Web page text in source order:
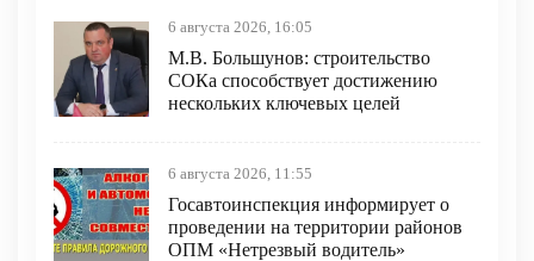
6 августа 2026, 16:05
М.В. Большунов: строительство
СОКа способствует достижению
нескольких ключевых целей
6 августа 2026, 11:55
Госавтоинспекция информирует о
проведении на территории районов
ОПМ «Нетрезвый водитель»